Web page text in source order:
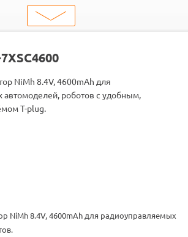
2000000010533
Аккумуляторы
Ni-Mh
NiMh 8.4V, 4600mAh для
роботов с удобным,
T-plug.
NiMh 8.4V, 4600mAh для радиоуправляемых